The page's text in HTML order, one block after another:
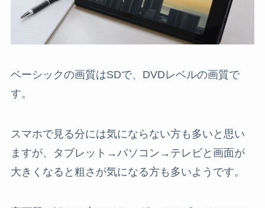
ベーシックの画質はSDで、DVDレベルの画質で
す。
スマホで見る分には気にならない方も多いと思い
ますが、タブレット→パソコン→テレビと画面が
大きくなると粗さが気になる方も多いようです。